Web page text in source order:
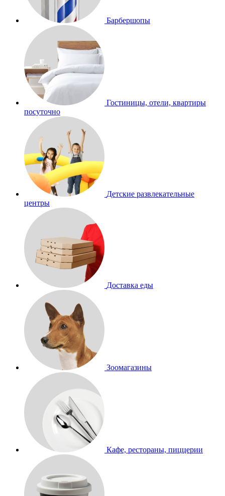
Барбершопы
Гостиницы, отели, квартиры
посуточно
Детские развлекательные
центры
Доставка еды
Зоомагазины
Кафе, рестораны, пиццерии